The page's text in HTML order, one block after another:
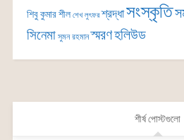
শিবু কুমার শীল শেখ লুৎফর শ্রদ্ধাসংস্কৃতি
সিনেমা সুমন রহমান স্মরণহলিউড
শীর্ষ পোস্টগুলো